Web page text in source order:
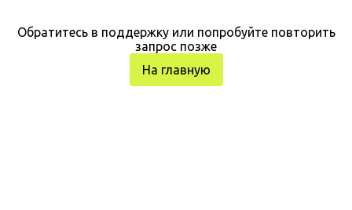
Обратитесь в поддержку или попробуйте повторить
запрос позже
На главную